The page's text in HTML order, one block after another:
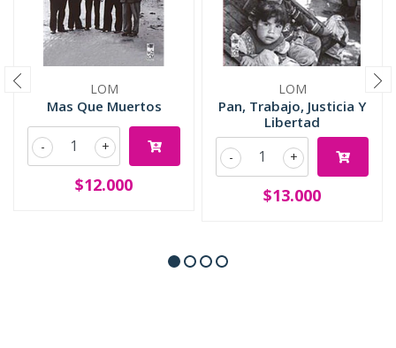
LOM
Mas Que Muertos
+
-
$12.000
LOM
Pan, Trabajo, Justicia Y
Libertad
+
-
$13.000